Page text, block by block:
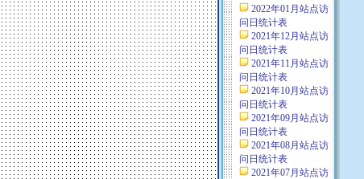
2022年01月站点访
问日统计表
2021年12月站点访
问日统计表
2021年11月站点访
问日统计表
2021年10月站点访
问日统计表
2021年09月站点访
问日统计表
2021年08月站点访
问日统计表
2021年07月站点访